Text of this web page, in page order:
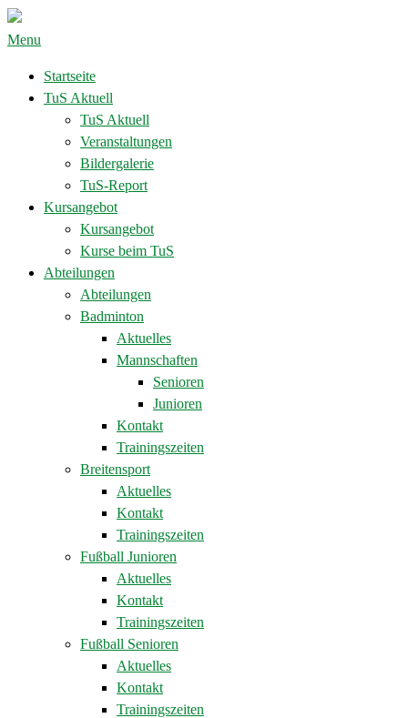
Menu
Startseite
TuS Aktuell
TuS Aktuell
Veranstaltungen
Bildergalerie
TuS-Report
Kursangebot
Kursangebot
Kurse beim TuS
Abteilungen
Abteilungen
Badminton
Aktuelles
Mannschaften
Senioren
Junioren
Kontakt
Trainingszeiten
Breitensport
Aktuelles
Kontakt
Trainingszeiten
Fußball Junioren
Aktuelles
Kontakt
Trainingszeiten
Fußball Senioren
Aktuelles
Kontakt
Trainingszeiten